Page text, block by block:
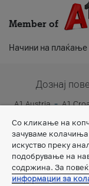
Member of
Начини на плаќање
Дознај
A1 Austria A1
Со кликање на
зачуваме
искуство преку
подобрување на
содржина. За
информации за